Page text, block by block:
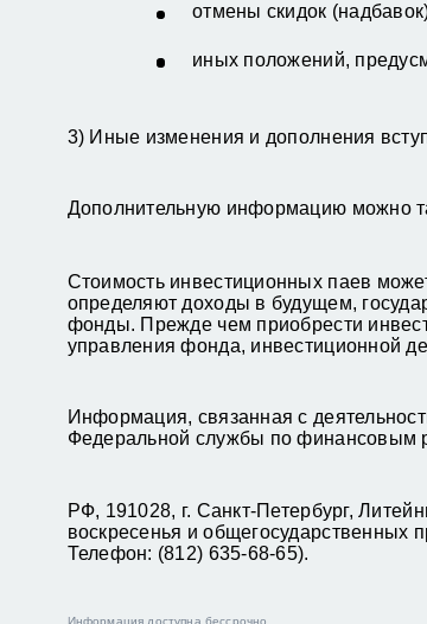
отмены скидок
иных положений,
3) Иные изменения и дополнения
Дополнительную информацию можно
Стоимость инвестиционных паев
определяют доходы в будущем,
фонды. Прежде чем приобрести
управления фонда, инвестиционной
Информация, связанная с
Федеральной службы по финансовым
РФ, 191028, г. Санкт-Петербург,
воскресенья и общегосударственных
Телефон: (812) 635-68-65).
Информация доступна бессрочно